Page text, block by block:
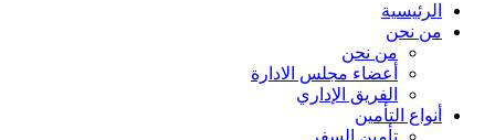
الرئيسية
من نحن
من نحن
أعضاء مجلس الادارة
الفريق الإداري
أنواع التأمين